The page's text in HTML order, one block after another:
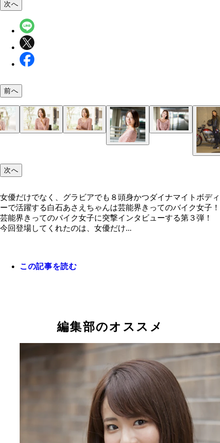
次へ
前へ
次へ
女優だけでなく、グラビアでも８頭身かつダイナマイトボディ
ーで活躍する白石あさえちゃんは芸能界きってのバイク女子！
芸能界きってのバイク女子に突撃インタビューする第３弾！
今回登場してくれたのは、女優だけ...
この記事を読む
編集部のオススメ